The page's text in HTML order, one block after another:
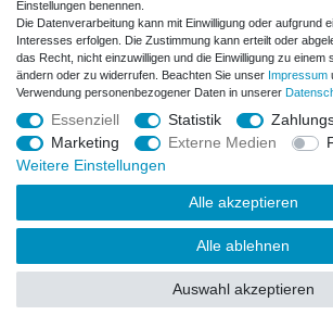
Raj dla mysliwego
76200 Slupsk (PL)
Einstellungen benennen.
Die Datenverarbeitung kann mit Einwilligung oder aufgrund
Interesses erfolgen. Die Zustimmung kann erteilt oder
das Recht, nicht einzuwilligen und die Einwilligung zu einem
ändern oder zu widerrufen. Beachten Sie unser Impressum
Verwendung personenbezogener Daten in unserer
Essenziell Statistik
Marketing
Externe Medien
Weitere Einstellungen
Alle akzeptieren
Alle ablehnen
Auswahl akzeptieren